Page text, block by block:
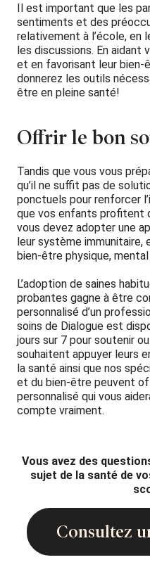
Il est important que les
sentiments et des
relativement à l’école, en
les discussions. En aidant
et en favorisant leur bien-
donnerez les outils
être en pleine santé!
Offrir le bon
Tandis que vous vous
qu’il ne suffit pas de
ponctuels pour renforcer
que vos enfants profitent
vous devez adopter une
leur système immunitaire,
bien-être physique,
L’adoption de saines
probantes gagne à être
personnalisé d’un
soins de Dialogue est
jours sur 7 pour soutenir
souhaitent appuyer leurs
la santé ainsi que nos
et du bien-être peuvent
personnalisé qui vous
compte vraiment.
Vous avez des
sujet de la santé de
Consultez